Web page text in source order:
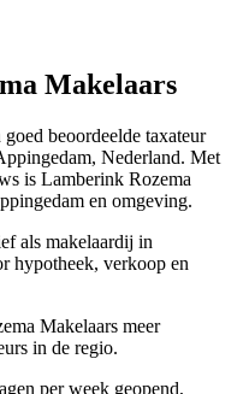
Makelaars
goed beoordeelde taxateur
Nederland. Met
is Lamberink Rozema
en omgeving.
als makelaardij in
hypotheek, verkoop en
Makelaars meer
in de regio.
per week geopend,